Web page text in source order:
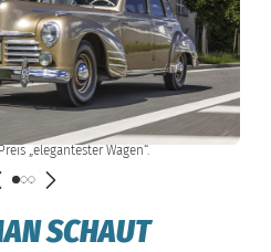
„elegantester Wagen“.
SCHAUT